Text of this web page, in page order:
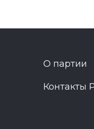
О партии
Контакты